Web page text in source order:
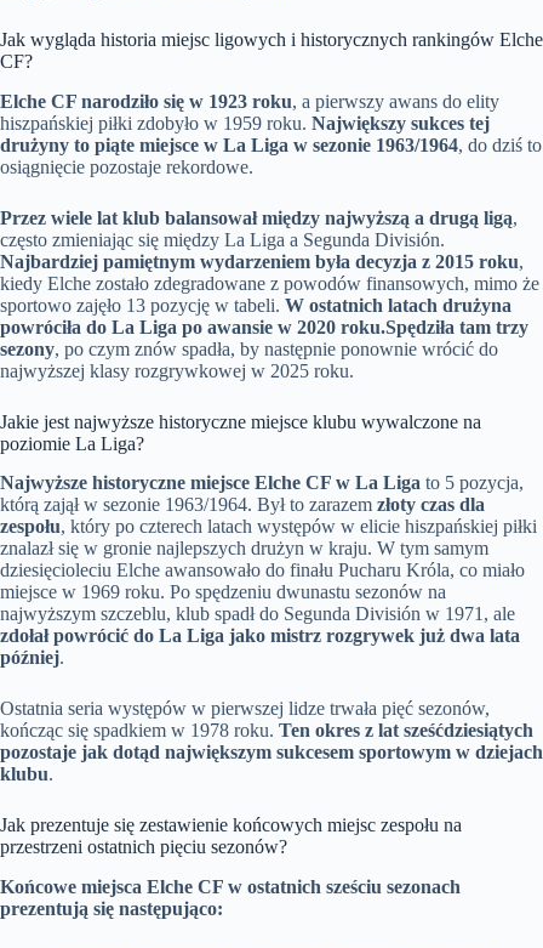
Jak wygląda historia miejsc ligowych i historycznych rankingów Elche
CF?
Elche CF narodziło się w 1923 roku, a pierwszy awans do elity
hiszpańskiej piłki zdobyło w 1959 roku. Największy sukces tej
drużyny to piąte miejsce w La Liga w sezonie 1963/1964, do dziś to
osiągnięcie pozostaje rekordowe.
Przez wiele lat klub balansował między najwyższą a drugą ligą,
często zmieniając się między La Liga a Segunda División.
Najbardziej pamiętnym wydarzeniem była decyzja z 2015 roku,
kiedy Elche zostało zdegradowane z powodów finansowych, mimo że
sportowo zajęło 13 pozycję w tabeli. W ostatnich latach drużyna
powróciła do La Liga po awansie w 2020 roku.Spędziła tam trzy
sezony, po czym znów spadła, by następnie ponownie wrócić do
najwyższej klasy rozgrywkowej w 2025 roku.
Jakie jest najwyższe historyczne miejsce klubu wywalczone na
poziomie La Liga?
Najwyższe historyczne miejsce Elche CF w La Liga to 5 pozycja,
którą zajął w sezonie 1963/1964. Był to zarazem złoty czas dla
zespołu, który po czterech latach występów w elicie hiszpańskiej piłki
znalazł się w gronie najlepszych drużyn w kraju. W tym samym
dziesięcioleciu Elche awansowało do finału Pucharu Króla, co miało
miejsce w 1969 roku. Po spędzeniu dwunastu sezonów na
najwyższym szczeblu, klub spadł do Segunda División w 1971, ale
zdołał powrócić do La Liga jako mistrz rozgrywek już dwa lata
później.
Ostatnia seria występów w pierwszej lidze trwała pięć sezonów,
kończąc się spadkiem w 1978 roku. Ten okres z lat sześćdziesiątych
pozostaje jak dotąd największym sukcesem sportowym w dziejach
klubu.
Jak prezentuje się zestawienie końcowych miejsc zespołu na
przestrzeni ostatnich pięciu sezonów?
Końcowe miejsca Elche CF w ostatnich sześciu sezonach
prezentują się następująco: